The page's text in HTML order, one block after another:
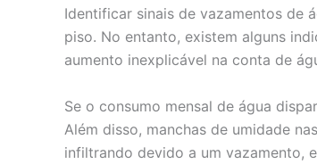
Identificar sinais de vazamentos de
piso. No entanto, existem alguns
aumento inexplicável na conta de
Se o consumo mensal de água
Além disso, manchas de umidade
infiltrando devido a um vazamento,